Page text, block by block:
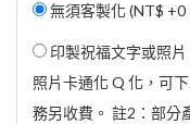
無須客製化 (NT$ +0
印製祝福文字或照
照片卡通化 Q 化，可
務另收費。 註2：部分